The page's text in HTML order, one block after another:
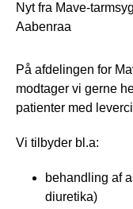
Nyt fra Mave-
Aabenraa
På afdelingen for
modtager vi gerne
patienter med
Vi tilbyder bl.a:
behandling af
diuretika)